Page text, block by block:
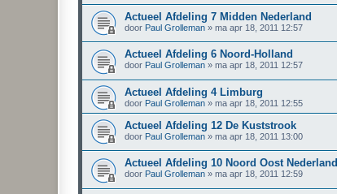
Actueel Afdeling 7 Midden Nederland
door Paul Grolleman » ma apr 18, 2011 12:57
Actueel Afdeling 6 Noord-Holland
door Paul Grolleman » ma apr 18, 2011 12:57
Actueel Afdeling 4 Limburg
door Paul Grolleman » ma apr 18, 2011 12:55
Actueel Afdeling 12 De Kuststrook
door Paul Grolleman » ma apr 18, 2011 13:00
Actueel Afdeling 10 Noord Oost Nederland
door Paul Grolleman » ma apr 18, 2011 12:59